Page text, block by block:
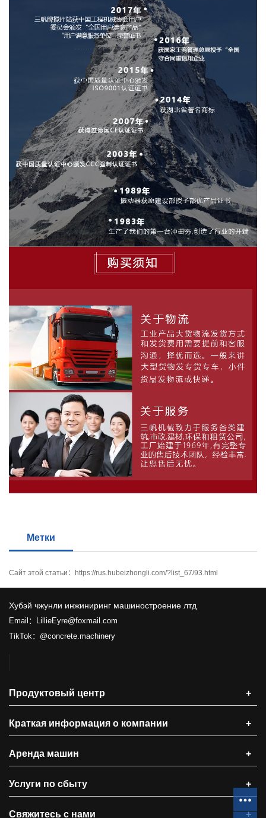
Метки
Сайт этой статьи： https://rus.hubeizhongli.com/?list_67/93.html
Хубэй чжунли инжиниринг машиностроение лтд
Email：LillieEyre@foxmail.com
TikTok：@concrete.machinery
Продуктовый центр +
Краткая информация о компании +
Аренда машин +
Услуги по сбыту +
Свяжитесь с нами +